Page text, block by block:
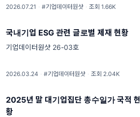
2026.07.21 · #기업데이터원샷 · 조회 1.66K
국내기업 ESG 관련 글로벌 제재 현황
기업데이터원샷 26-03호
2026.03.24 · #기업데이터원샷 · 조회 2.04K
2025년 말 대기업집단 총수일가 국적 현
황